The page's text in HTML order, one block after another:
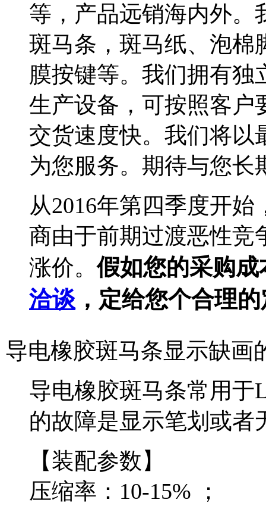
等，产品远销海内外。
斑马条，斑马纸、泡棉
膜按键等。我们拥有独
生产设备，可按照客户
交货速度快。我们将以
为您服务。期待与您长
从2016年第四季度开
商由于前期过渡恶性竞
涨价。假如您的采购
洽谈 ，定给您个合理
导电橡胶斑马条显示缺画
导电橡胶斑马条常用于
的故障是显示笔划或者
【装配参数】
压缩率：10-15% ；